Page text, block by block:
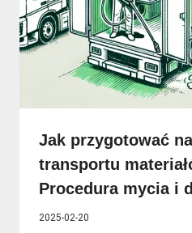
Jak przygotować
transportu
Procedura mycia i
2025-02-20